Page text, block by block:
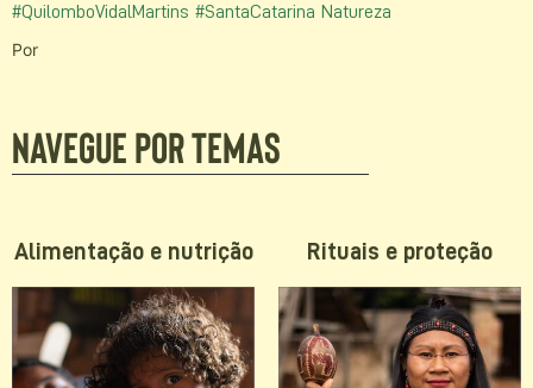
#QuilomboVidalMartins #SantaCatarina Natureza
Por
Navegue por temas
Alimentação e nutrição Rituais e proteção